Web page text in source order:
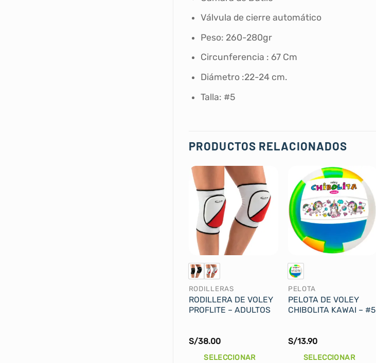
Válvula de cierre automático
Peso: 260-280gr
Circunferencia : 67 Cm
Diámetro :22-24 cm.
Talla: #5
PRODUCTOS RELACIONADOS
RODILLERAS
RODILLERA DE VOLEY
PROFLITE – ADULTOS
S/38.00
SELECCIONAR
PELOTA
PELOTA DE VOLEY
CHIBOLITA KAWAI – #5
S/13.90
SELECCIONAR